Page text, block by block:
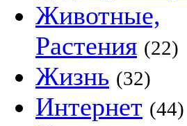
Животные,
Растения (22)
Жизнь (32)
Интернет (44)